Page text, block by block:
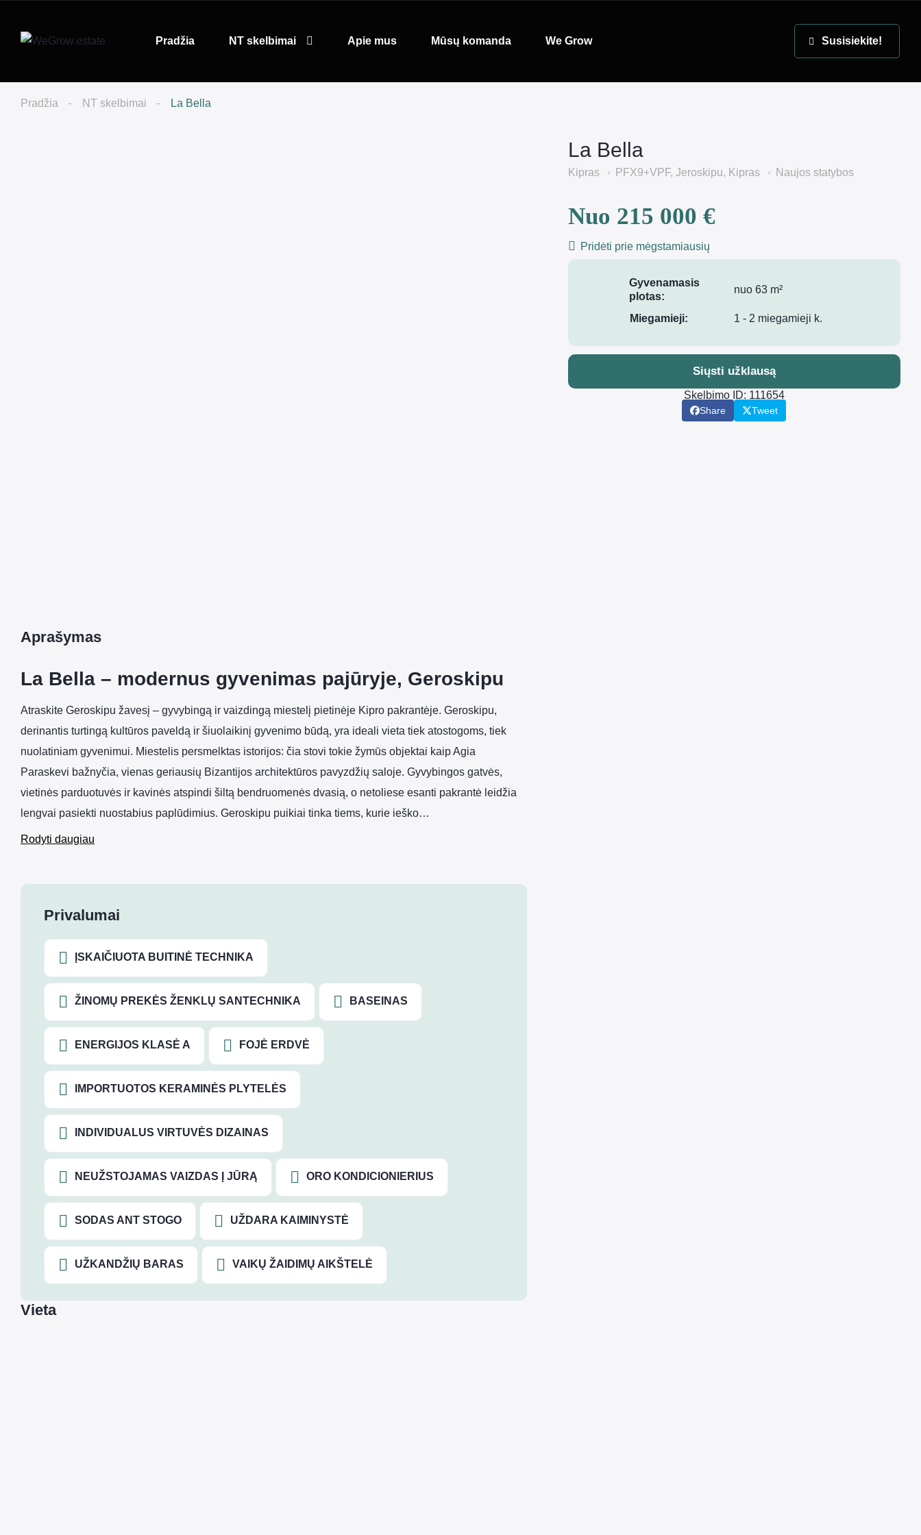
Pradžia NT skelbimai Apie mus Mūsų komanda We Grow Susisiekite!
Pradžia NT skelbimai La Bella
Aprašymas
La Bella – modernus gyvenimas pajūryje, Geroskipu
Atraskite Geroskipu žavesį – gyvybingą ir vaizdingą miestelį pietinėje Kipro pakrantėje. Geroskipu,
derinantis turtingą kultūros paveldą ir šiuolaikinį gyvenimo būdą, yra ideali vieta tiek atostogoms, tiek
nuolatiniam gyvenimui. Miestelis persmelktas istorijos: čia stovi tokie žymūs objektai kaip Agia
Paraskevi bažnyčia, vienas geriausių Bizantijos architektūros pavyzdžių saloje. Gyvybingos gatvės,
vietinės parduotuvės ir kavinės atspindi šiltą bendruomenės dvasią, o netoliese esanti pakrantė leidžia
lengvai pasiekti nuostabius paplūdimius. Geroskipu puikiai tinka tiems, kurie ieško…
Rodyti daugiau
Privalumai
ĮSKAIČIUOTA BUITINĖ TECHNIKA
ŽINOMŲ PREKĖS ŽENKLŲ SANTECHNIKA BASEINAS
ENERGIJOS KLASĖ A FOJĖ ERDVĖ
IMPORTUOTOS KERAMINĖS PLYTELĖS
INDIVIDUALUS VIRTUVĖS DIZAINAS
NEUŽSTOJAMAS VAIZDAS Į JŪRĄ ORO KONDICIONIERIUS
SODAS ANT STOGO UŽDARA KAIMINYSTĖ
UŽKANDŽIŲ BARAS VAIKŲ ŽAIDIMŲ AIKŠTELĖ
Vieta
La Bella
Kipras PFX9+VPF, Jeroskipu, Kipras Naujos statybos
Nuo 215 000 €
Pridėti prie mėgstamiausių
Gyvenamasis
plotas:
nuo 63 m²
Miegamieji: 1 - 2 miegamieji k.
Siųsti užklausą
Skelbimo ID: 111654
Share Tweet